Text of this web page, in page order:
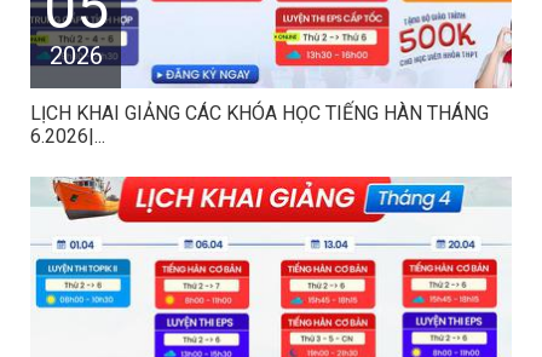
2026
LỊCH KHAI GIẢNG CÁC KHÓA HỌC TIẾNG HÀN THÁNG
6.2026|...